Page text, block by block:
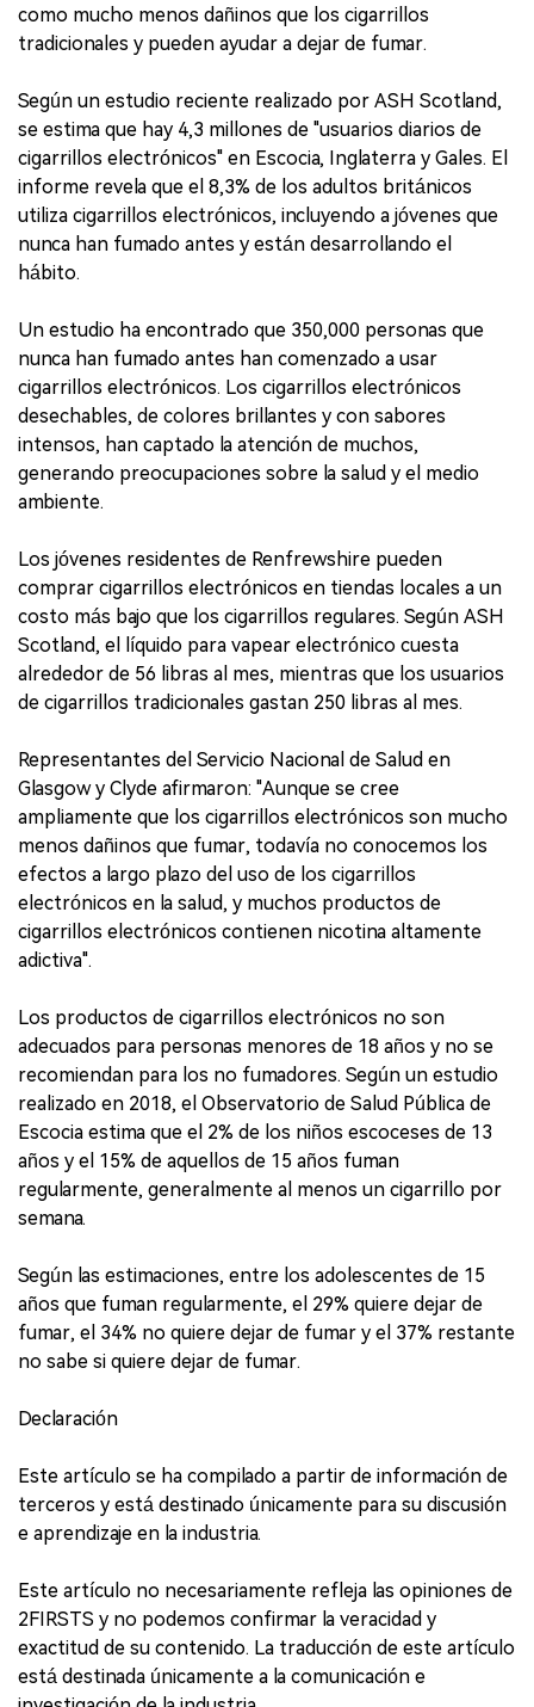
como mucho menos dañinos que los cigarrillos
tradicionales y pueden ayudar a dejar de fumar.
Según un estudio reciente realizado por ASH Scotland,
se estima que hay 4,3 millones de "usuarios diarios de
cigarrillos electrónicos" en Escocia, Inglaterra y Gales. El
informe revela que el 8,3% de los adultos británicos
utiliza cigarrillos electrónicos, incluyendo a jóvenes que
nunca han fumado antes y están desarrollando el
hábito.
Un estudio ha encontrado que 350,000 personas que
nunca han fumado antes han comenzado a usar
cigarrillos electrónicos. Los cigarrillos electrónicos
desechables, de colores brillantes y con sabores
intensos, han captado la atención de muchos,
generando preocupaciones sobre la salud y el medio
ambiente.
Los jóvenes residentes de Renfrewshire pueden
comprar cigarrillos electrónicos en tiendas locales a un
costo más bajo que los cigarrillos regulares. Según ASH
Scotland, el líquido para vapear electrónico cuesta
alrededor de 56 libras al mes, mientras que los usuarios
de cigarrillos tradicionales gastan 250 libras al mes.
Representantes del Servicio Nacional de Salud en
Glasgow y Clyde afirmaron: "Aunque se cree
ampliamente que los cigarrillos electrónicos son mucho
menos dañinos que fumar, todavía no conocemos los
efectos a largo plazo del uso de los cigarrillos
electrónicos en la salud, y muchos productos de
cigarrillos electrónicos contienen nicotina altamente
adictiva".
Los productos de cigarrillos electrónicos no son
adecuados para personas menores de 18 años y no se
recomiendan para los no fumadores. Según un estudio
realizado en 2018, el Observatorio de Salud Pública de
Escocia estima que el 2% de los niños escoceses de 13
años y el 15% de aquellos de 15 años fuman
regularmente, generalmente al menos un cigarrillo por
semana.
Según las estimaciones, entre los adolescentes de 15
años que fuman regularmente, el 29% quiere dejar de
fumar, el 34% no quiere dejar de fumar y el 37% restante
no sabe si quiere dejar de fumar.
Declaración
Este artículo se ha compilado a partir de información de
terceros y está destinado únicamente para su discusión
e aprendizaje en la industria.
Este artículo no necesariamente refleja las opiniones de
2FIRSTS y no podemos confirmar la veracidad y
exactitud de su contenido. La traducción de este artículo
está destinada únicamente a la comunicación e